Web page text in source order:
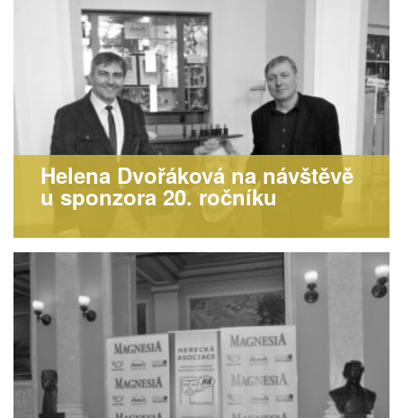
Helena Dvořáková na návštěvě
u sponzora 20. ročníku